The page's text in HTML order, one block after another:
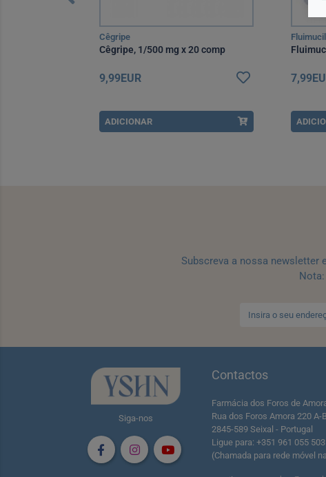
Cêgripe
Cêgripe, 1/500 mg x 20 comp
9,99EUR
ADICIONAR
Fluimucil
Subscreva a nossa newsletter
Siga-nos
Contactos
Farmácia dos Foros de
Rua dos Foros Amora 220 A-B
2845-589 Seixal - Portugal
Ligue para: +351 961 055 503
(Chamada para rede móvel